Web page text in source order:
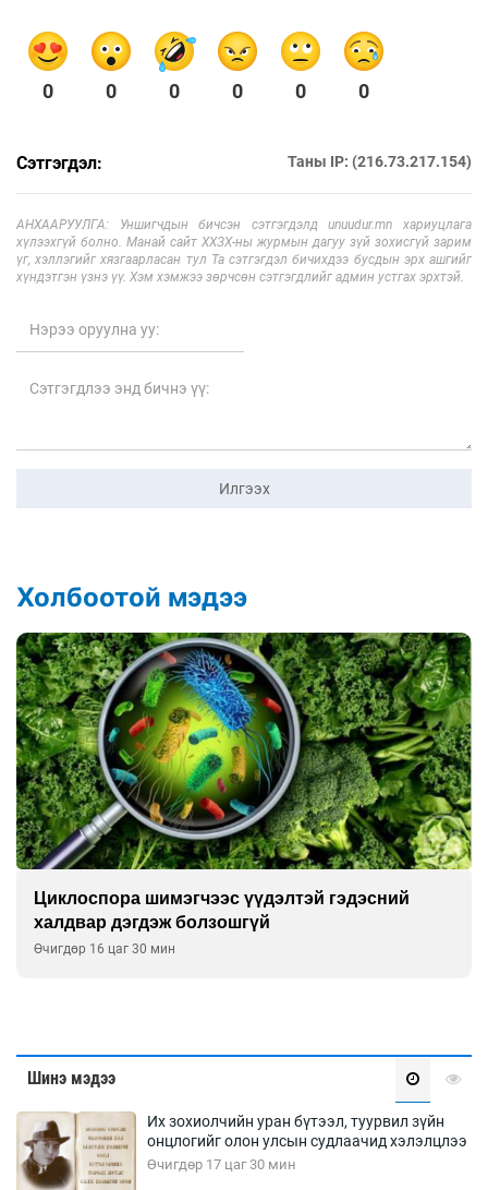
0 0 0 0 0 0
Сэтгэгдэл: Таны IP: (216.73.217.154)
АНХААРУУЛГА: Уншигчдын бичсэн сэтгэгдэлд unuudur.mn хариуцлага
хүлээхгүй болно. Манай сайт ХХЗХ-ны журмын дагуу зүй зохисгүй зарим
үг, хэллэгийг хязгаарласан тул Та сэтгэгдэл бичихдээ бусдын эрх ашгийг
хүндэтгэн үзнэ үү. Хэм хэмжээ зөрчсөн сэтгэгдлийг админ устгах эрхтэй.
Илгээх
Холбоотой мэдээ
Сэтгэцийн эрүүл мэндэд “санаа тавих”
улсын хурал зохион байгуулна
Өчигдөр 16 цаг 00 мин
Шинэ мэдээ
Их зохиолчийн уран бүтээл, туурвил зүйн
онцлогийг олон улсын судлаачид хэлэлцлээ
Өчигдөр 17 цаг 30 мин